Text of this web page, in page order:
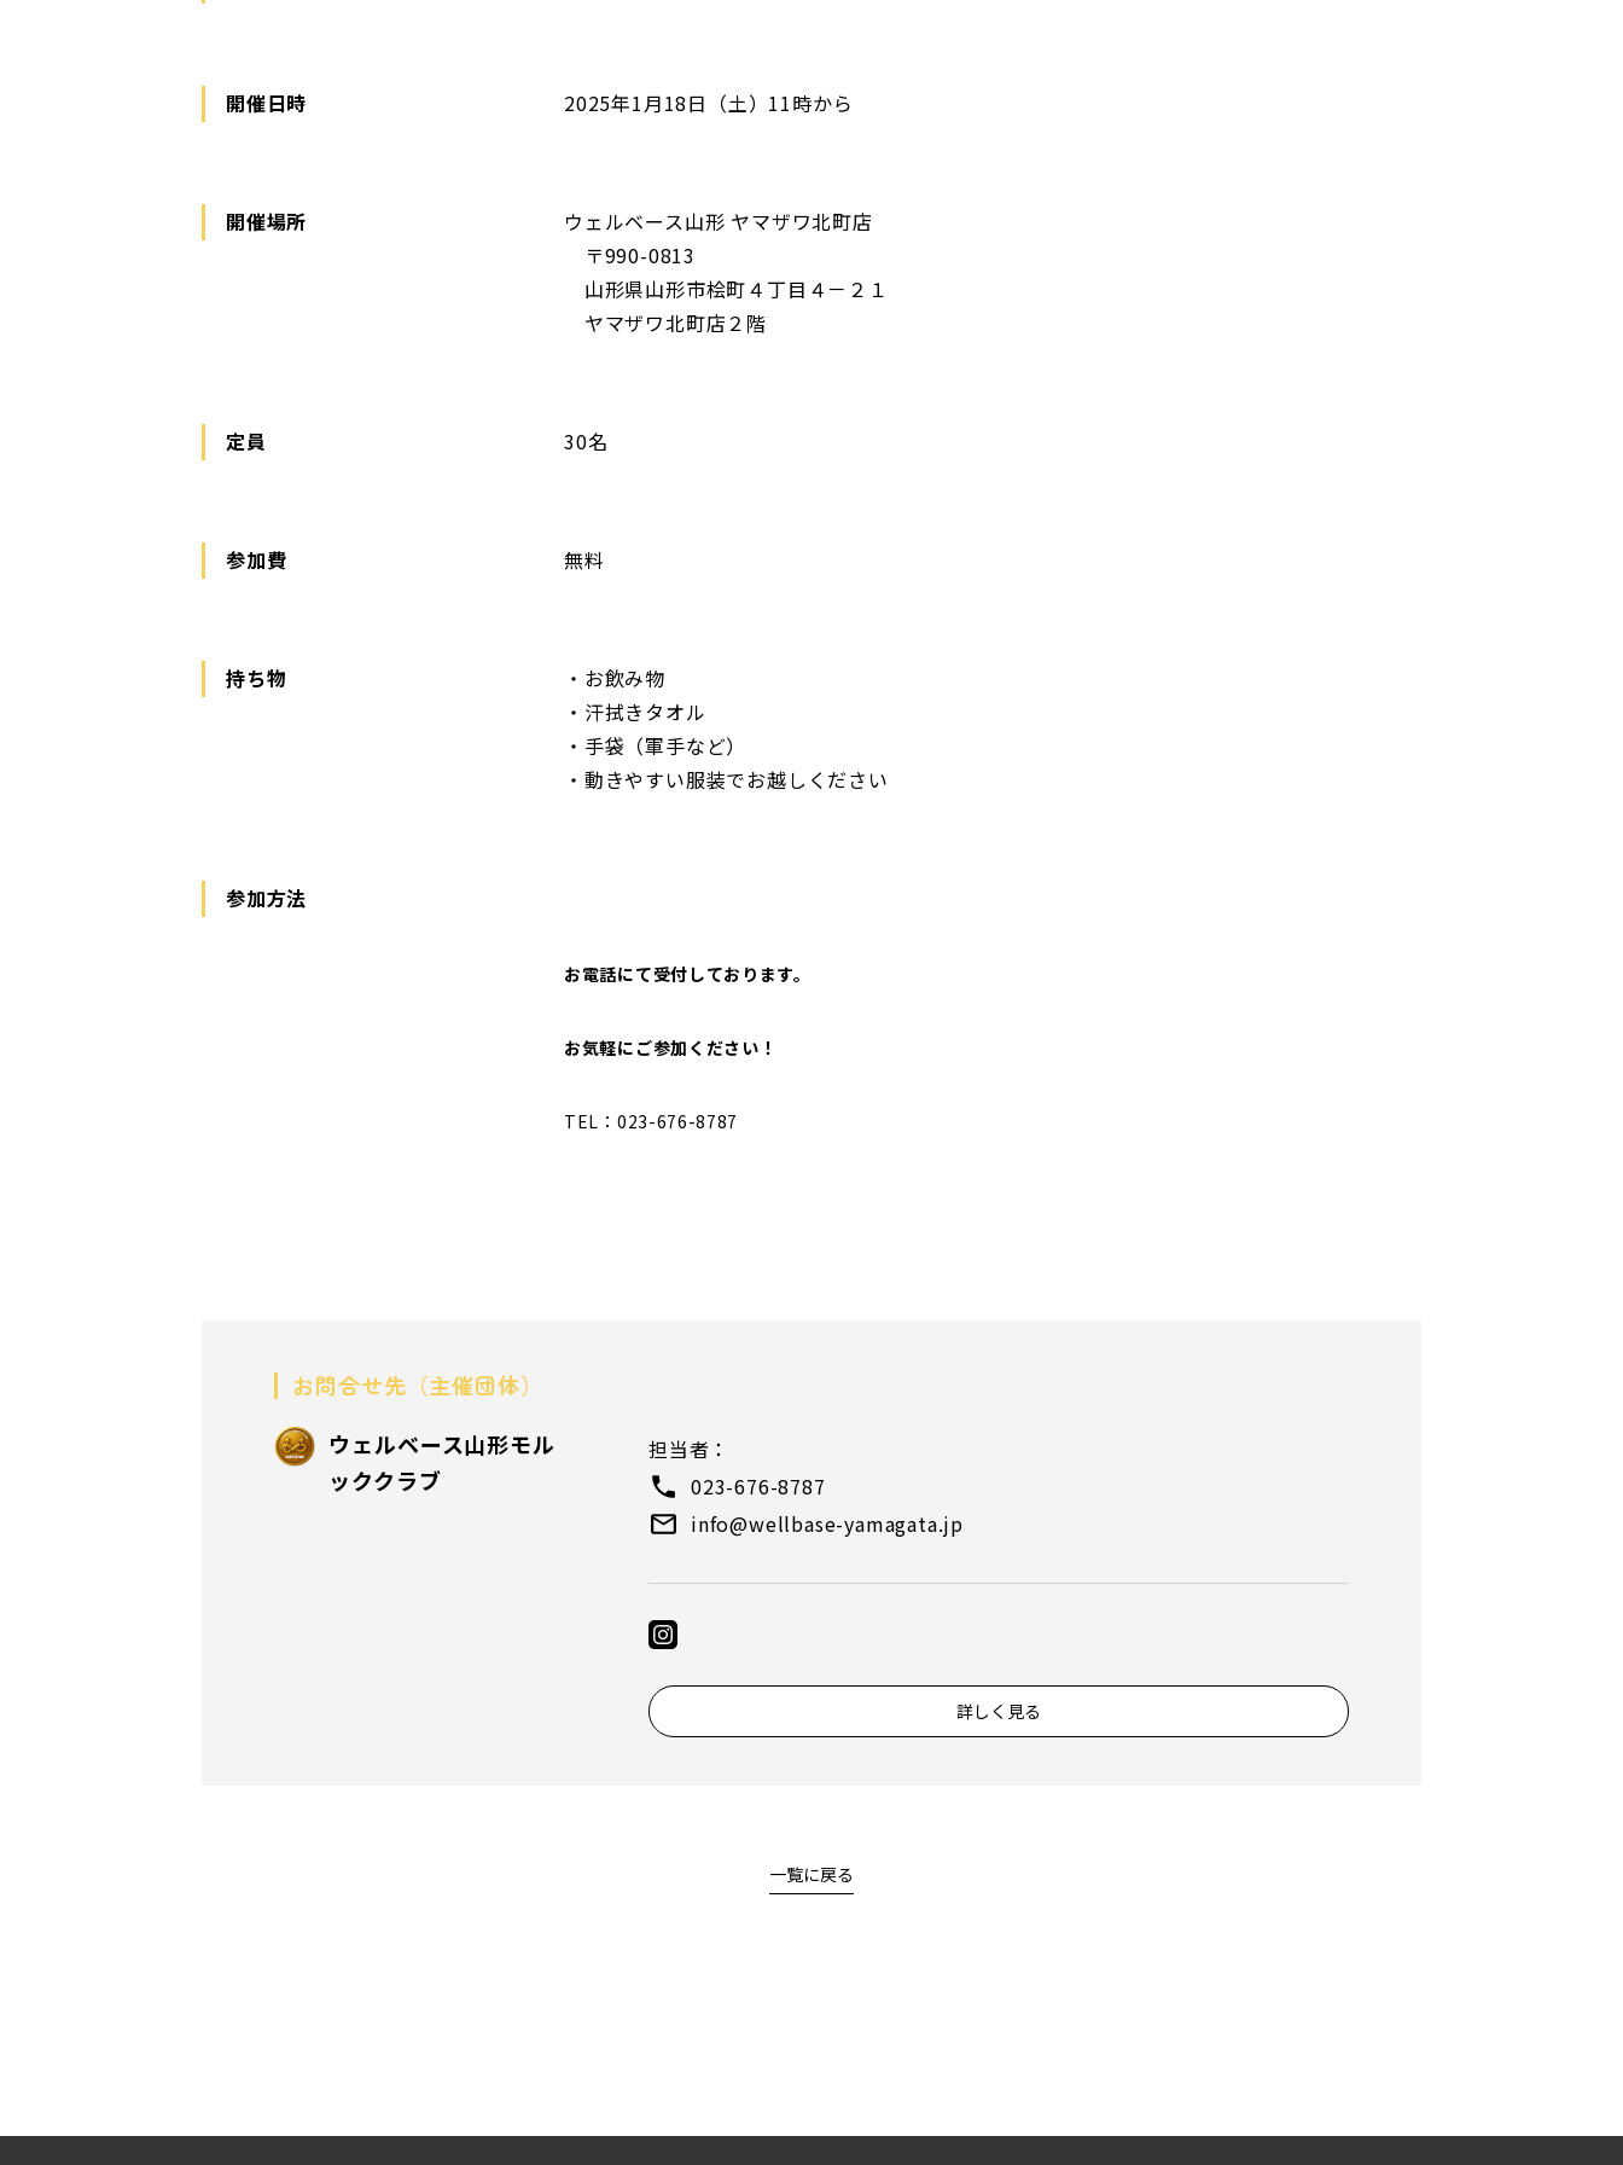
開催日時 2025年1月18日（土）11時から
開催場所
ウェルベース山形 ヤマザワ北町店
〒990-0813
山形県山形市桧町４丁目４－２１
ヤマザワ北町店２階
定員 30名
参加費 無料
持ち物
・お飲み物
・汗拭きタオル
・手袋（軍手など）
・動きやすい服装でお越しください
参加方法
お電話にて受付しております。
お気軽にご参加ください！
TEL：023-676-8787
お問合せ先（主催団体）
ウェルベース山形モル
ッククラブ
担当者：
023-676-8787
info@wellbase-yamagata.jp
詳しく見る
一覧に戻る